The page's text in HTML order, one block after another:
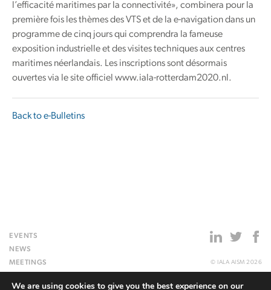
l’efficacité maritimes par la connectivité», combinera pour la
première fois les thèmes des VTS et de la e-navigation dans un
programme de cinq jours qui comprendra la fameuse
exposition industrielle et des visites techniques aux centres
maritimes néerlandais. Les inscriptions sont désormais
ouvertes via le site officiel www.iala-rotterdam2020.nl.
Back to e-Bulletins
EVENTS
NEWS
MEETINGS
© IALA AISM 2026
We are using cookies to give you the best experience on our